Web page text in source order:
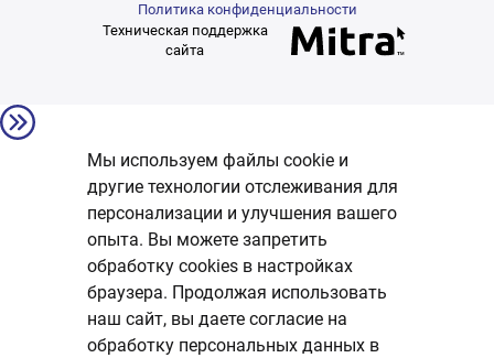
Политика конфиденциальности
Техническая поддержка
сайта
Мы используем файлы cookie и
другие технологии отслеживания для
персонализации и улучшения вашего
опыта. Вы можете запретить
обработку сookies в настройках
браузера. Продолжая использовать
наш сайт, вы даете согласие на
обработку персональных данных в